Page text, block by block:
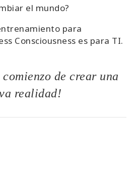
el mundo?
para
Consciousness es para TI.
de crear una
realidad!